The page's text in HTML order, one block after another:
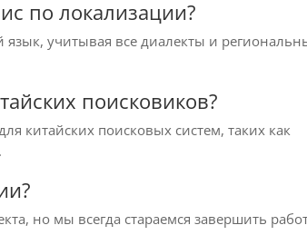
по локализации?
учитывая все диалекты и
поисковиков?
китайских поисковых систем, таких как
но мы всегда стараемся завершить